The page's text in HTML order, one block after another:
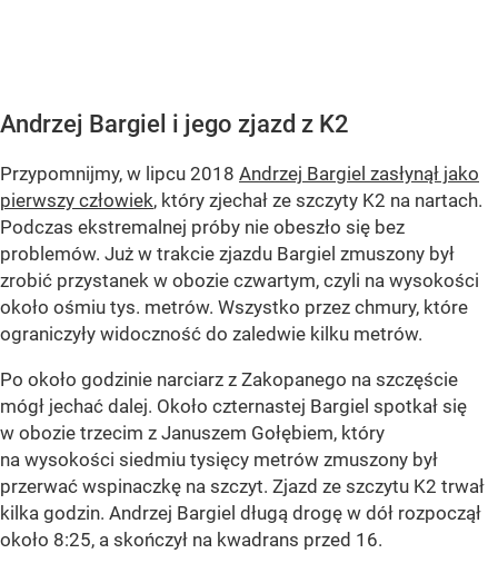
Andrzej Bargiel i jego zjazd z K2
Przypomnijmy, w lipcu 2018 Andrzej Bargiel zasłynął jako
pierwszy człowiek, który zjechał ze szczyty K2 na nartach.
Podczas ekstremalnej próby nie obeszło się bez
problemów. Już w trakcie zjazdu Bargiel zmuszony był
zrobić przystanek w obozie czwartym, czyli na wysokości
około ośmiu tys. metrów. Wszystko przez chmury, które
ograniczyły widoczność do zaledwie kilku metrów.
Po około godzinie narciarz z Zakopanego na szczęście
mógł jechać dalej. Około czternastej Bargiel spotkał się
w obozie trzecim z Januszem Gołębiem, który
na wysokości siedmiu tysięcy metrów zmuszony był
przerwać wspinaczkę na szczyt. Zjazd ze szczytu K2 trwał
kilka godzin. Andrzej Bargiel długą drogę w dół rozpoczął
około 8:25, a skończył na kwadrans przed 16.